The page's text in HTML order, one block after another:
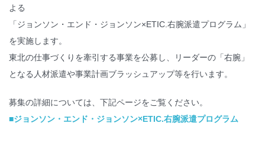
よる
「ジョンソン・エンド・ジョンソン×ETIC.右腕派遣プログラム」
を実施します。
東北の仕事づくりを牽引する事業を公募し、リーダーの「右腕」
となる人材派遣や事業計画ブラッシュアップ等を行います。
募集の詳細については、下記ページをご覧ください。
■ジョンソン・エンド・ジョンソン×ETIC.右腕派遣プログラム